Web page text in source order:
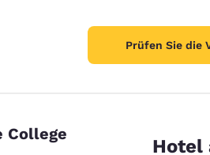
Prüfen Sie die
College
Hotel